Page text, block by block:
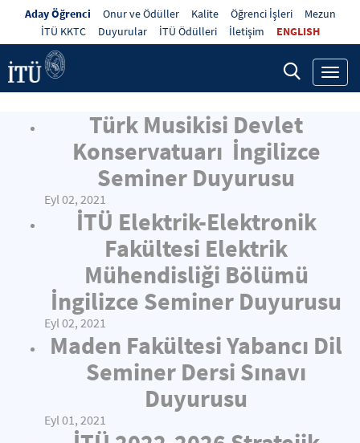
Aday Öğrenci Onur ve Ödüller Kalite Öğrenci İşleri
Mezun
İTÜ KKTC
Duyurular İTÜ Ödülleri İletişim ENGLISH
Türk Musikisi Devlet
Konservatuarı İngilizce
Seminer Duyurusu
Eyl 02, 2021
İTÜ Elektrik-Elektronik
Fakültesi Elektrik
Mühendisliği Bölümü
İngilizce Seminer Duyurusu
Eyl 02, 2021
Maden Fakültesi Yabancı Dil
Seminer Dersi Sınavı
Duyurusu
Eyl 01, 2021